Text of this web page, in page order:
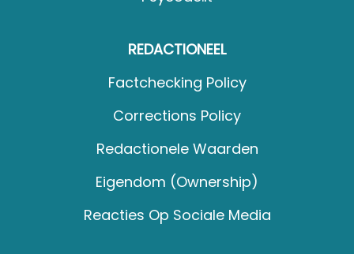
REDACTIONEEL
Factchecking Policy
Corrections Policy
Redactionele Waarden
Eigendom (Ownership)
Reacties Op Sociale Media